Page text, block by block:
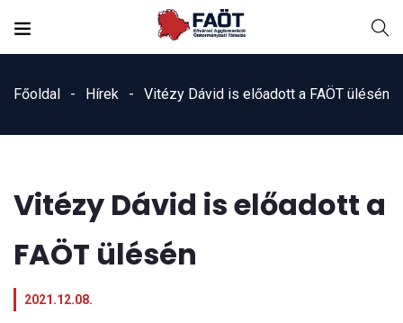
Főoldal Hírek Vitézy Dávid is előadott a FAÖT ülésén
Vitézy Dávid is előadott a
FAÖT ülésén
2021.12.08.